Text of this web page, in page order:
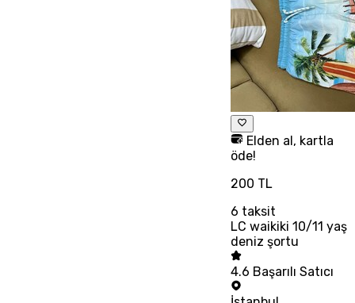
Elden al, kartla
öde!
200 TL
6 taksit
LC waikiki 10/11 yaş
deniz şortu
4.6 Başarılı Satıcı